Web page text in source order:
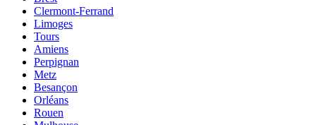
Clermont-Ferrand
Limoges
Tours
Amiens
Perpignan
Metz
Besançon
Orléans
Rouen